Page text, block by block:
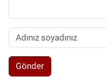
Gönder